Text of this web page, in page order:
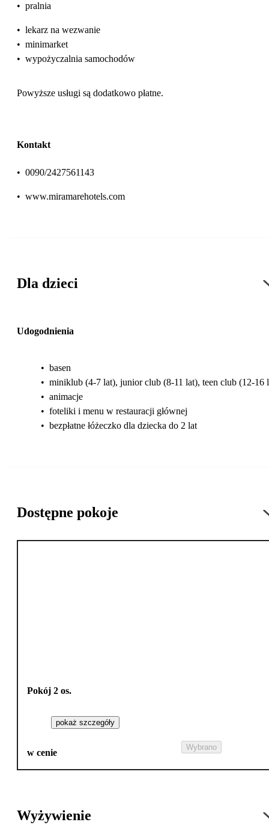
• pralnia
• lekarz na wezwanie
• minimarket
• wypożyczalnia samochodów
Powyższe usługi są dodatkowo płatne.
Kontakt
• 0090/2427561143
• www.miramarehotels.com
Dla dzieci
Udogodnienia
• basen
• miniklub (4-7 lat), junior club (8-11 lat), teen club (12-16
• animacje
• foteliki i menu w restauracji głównej
• bezpłatne łóżeczko dla dziecka do 2 lat
Dostępne pokoje
Pokój 2 os.
pokaż szczegóły
w cenie
Wybrano
Wyżywienie